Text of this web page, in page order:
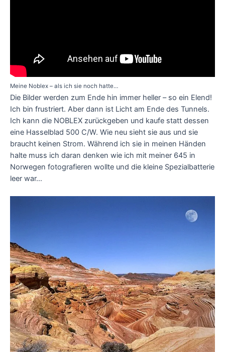
Meine Noblex – als ich sie noch hatte…
Die Bilder werden zum Ende hin immer heller – so ein Elend!
Ich bin frustriert. Aber dann ist Licht am Ende des Tunnels.
Ich kann die NOBLEX zurückgeben und kaufe statt dessen
eine Hasselblad 500 C/W. Wie neu sieht sie aus und sie
braucht keinen Strom. Während ich sie in meinen Händen
halte muss ich daran denken wie ich mit meiner 645 in
Norwegen fotografieren wollte und die kleine Spezialbatterie
leer war…